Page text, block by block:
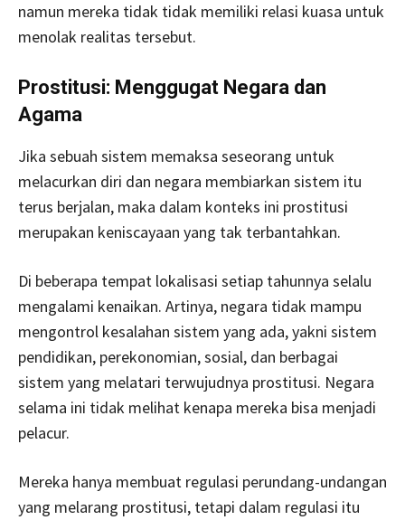
namun mereka tidak tidak memiliki relasi kuasa untuk
menolak realitas tersebut.
Prostitusi: Menggugat Negara dan
Agama
Jika sebuah sistem memaksa seseorang untuk
melacurkan diri dan negara membiarkan sistem itu
terus berjalan, maka dalam konteks ini prostitusi
merupakan keniscayaan yang tak terbantahkan.
Di beberapa tempat lokalisasi setiap tahunnya selalu
mengalami kenaikan. Artinya, negara tidak mampu
mengontrol kesalahan sistem yang ada, yakni sistem
pendidikan, perekonomian, sosial, dan berbagai
sistem yang melatari terwujudnya prostitusi. Negara
selama ini tidak melihat kenapa mereka bisa menjadi
pelacur.
Mereka hanya membuat regulasi perundang-undangan
yang melarang prostitusi, tetapi dalam regulasi itu